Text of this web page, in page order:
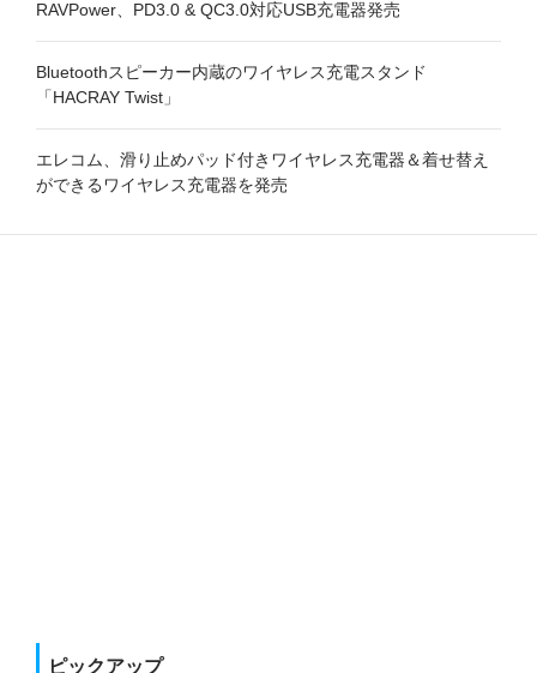
RAVPower、PD3.0 & QC3.0対応USB充電器発売
Bluetoothスピーカー内蔵のワイヤレス充電スタンド
「HACRAY Twist」
エレコム、滑り止めパッド付きワイヤレス充電器＆着せ替え
ができるワイヤレス充電器を発売
ピックアップ